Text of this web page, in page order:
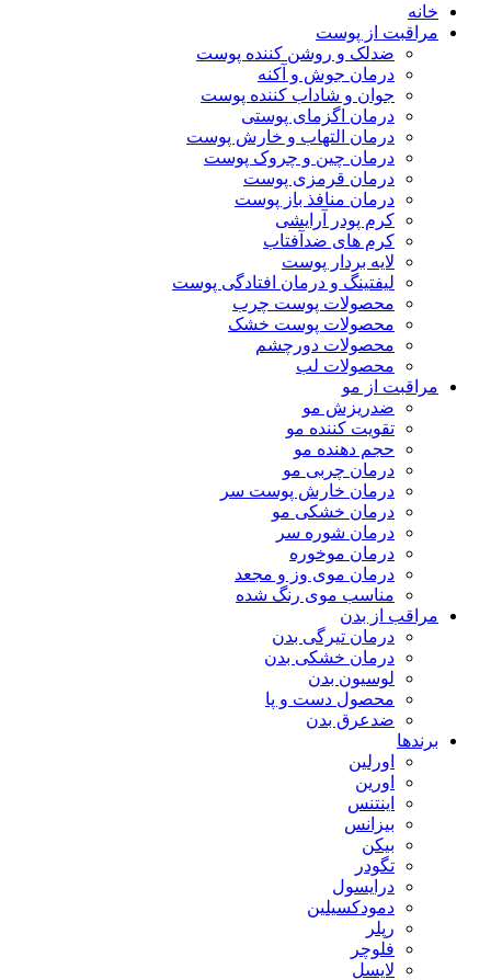
خانه
مراقبت از پوست
ضدلک و روشن کننده پوست
درمان جوش و آکنه
جوان و شاداب کننده پوست
درمان اگزمای پوستی
درمان التهاب و خارش پوست
درمان چین و چروک پوست
درمان قرمزی پوست
درمان منافذ باز پوست
کرم پودر آرایشی
کرم های ضدآفتاب
لایه بردار پوست
لیفتینگ و درمان افتادگی پوست
محصولات پوست چرب
محصولات پوست خشک
محصولات دورچشم
محصولات لب
مراقبت از مو
ضدریزش مو
تقویت کننده مو
حجم دهنده مو
درمان چربی مو
درمان خارش پوست سر
درمان خشکی مو
درمان شوره سر
درمان موخوره
درمان موی وز و مجعد
مناسب موی رنگ شده
مراقب از بدن
درمان تیرگی بدن
درمان خشکی بدن
لوسیون بدن
محصول دست و پا
ضدعرق بدن
برندها
اورلین
اورین
اینتنس
بیزانس
بیکن
تگودر
درایسول
دمودکسیلین
رپلر
فلوچر
لایسل